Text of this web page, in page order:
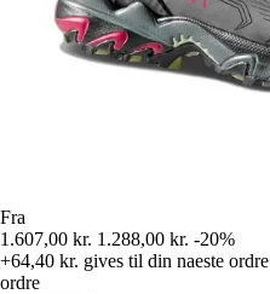
Fra
1.607,00 kr. 1.288,00 kr. -20%
+64,40 kr. gives til din naeste ordre
ordre